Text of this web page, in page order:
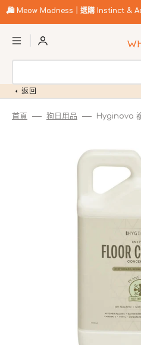
至
容
🛍️ Meow Madness｜選購 Instinct &
返回
首頁 狗日用品 Hyginova
開
啟
圖
庫
檢
視